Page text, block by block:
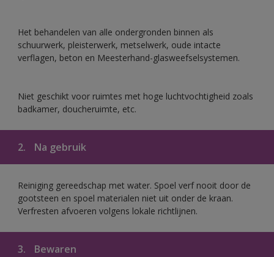
Het behandelen van alle ondergronden binnen als
schuurwerk, pleisterwerk, metselwerk, oude intacte
verflagen, beton en Meesterhand-glasweefselsystemen.
Niet geschikt voor ruimtes met hoge luchtvochtigheid zoals
badkamer, doucheruimte, etc.
2. Na gebruik
Reiniging gereedschap met water. Spoel verf nooit door de
gootsteen en spoel materialen niet uit onder de kraan.
Verfresten afvoeren volgens lokale richtlijnen.
3. Bewaren